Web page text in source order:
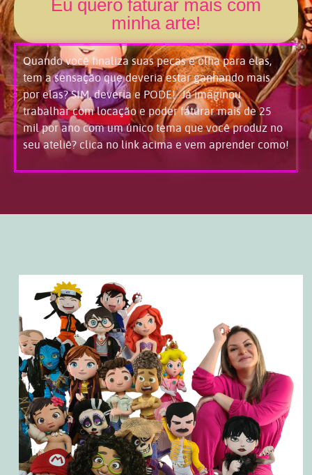
Eu quero faturar mais com
minha arte!
Quando você finaliza suas pecas e olha para elas,
tem a sensação que deveria estar ganhando mais
por elas? SIM, deveria e PODE! Já imaginou
trabalhar com locação e poder faturar mais de 25
mil por ano com um único tema que você produz no
seu ateliê? clica no link acima e vem aprender como!